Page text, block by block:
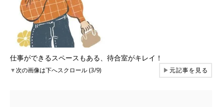
仕事ができるスペースもある、待合室がキレイ！
▼次の画像は下へスクロール (3/9) ▶元記事を見る